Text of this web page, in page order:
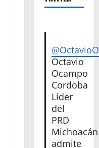
Octavio
Ocampo
Cordoba
Líder
del
PRD
Michoacán
admite